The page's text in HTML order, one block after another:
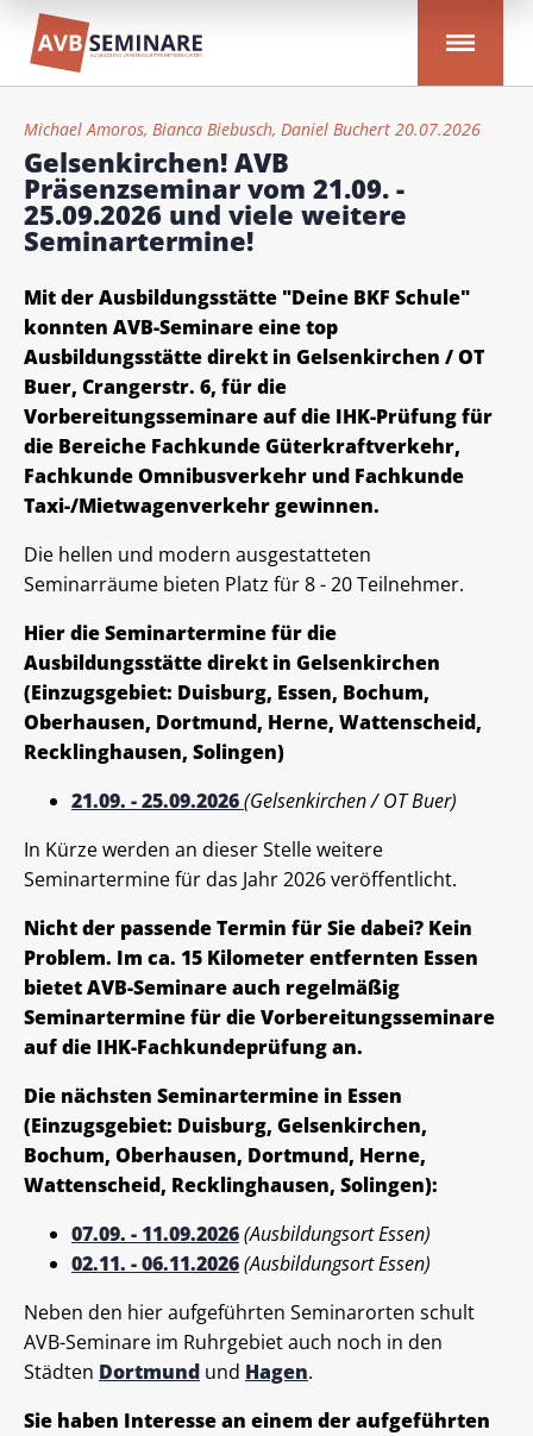
Michael Amoros, Bianca Biebusch, Daniel Buchert 20.07.2026
Gelsenkirchen! AVB
Präsenzseminar vom 21.09. -
25.09.2026 und viele weitere
Seminartermine!
Mit der Ausbildungsstätte "Deine BKF Schule"
konnten AVB-Seminare eine top
Ausbildungsstätte direkt in Gelsenkirchen / OT
Buer, Crangerstr. 6, für die
Vorbereitungsseminare auf die IHK-Prüfung für
die Bereiche Fachkunde Güterkraftverkehr,
Fachkunde Omnibusverkehr und Fachkunde
Taxi-/Mietwagenverkehr gewinnen.
Die hellen und modern ausgestatteten
Seminarräume bieten Platz für 8 - 20 Teilnehmer.
Hier die Seminartermine für die
Ausbildungsstätte direkt in Gelsenkirchen
(Einzugsgebiet: Duisburg, Essen, Bochum,
Oberhausen, Dortmund, Herne, Wattenscheid,
Recklinghausen, Solingen)
21.09. - 25.09.2026(Gelsenkirchen / OT Buer)
In Kürze werden an dieser Stelle weitere
Seminartermine für das Jahr 2026 veröffentlicht.
Nicht der passende Termin für Sie dabei? Kein
Problem. Im ca. 15 Kilometer entfernten Essen
bietet AVB-Seminare auch regelmäßig
Seminartermine für die Vorbereitungsseminare
auf die IHK-Fachkundeprüfung an.
Die nächsten Seminartermine in Essen
(Einzugsgebiet: Duisburg, Gelsenkirchen,
Bochum, Oberhausen, Dortmund, Herne,
Wattenscheid, Recklinghausen, Solingen):
07.09. - 11.09.2026(Ausbildungsort Essen)
02.11. - 06.11.2026(Ausbildungsort Essen)
Neben den hier aufgeführten Seminarorten schult
AVB-Seminare im Ruhrgebiet auch noch in den
Städten Dortmund und Hagen.
Sie haben Interesse an einem der aufgeführten